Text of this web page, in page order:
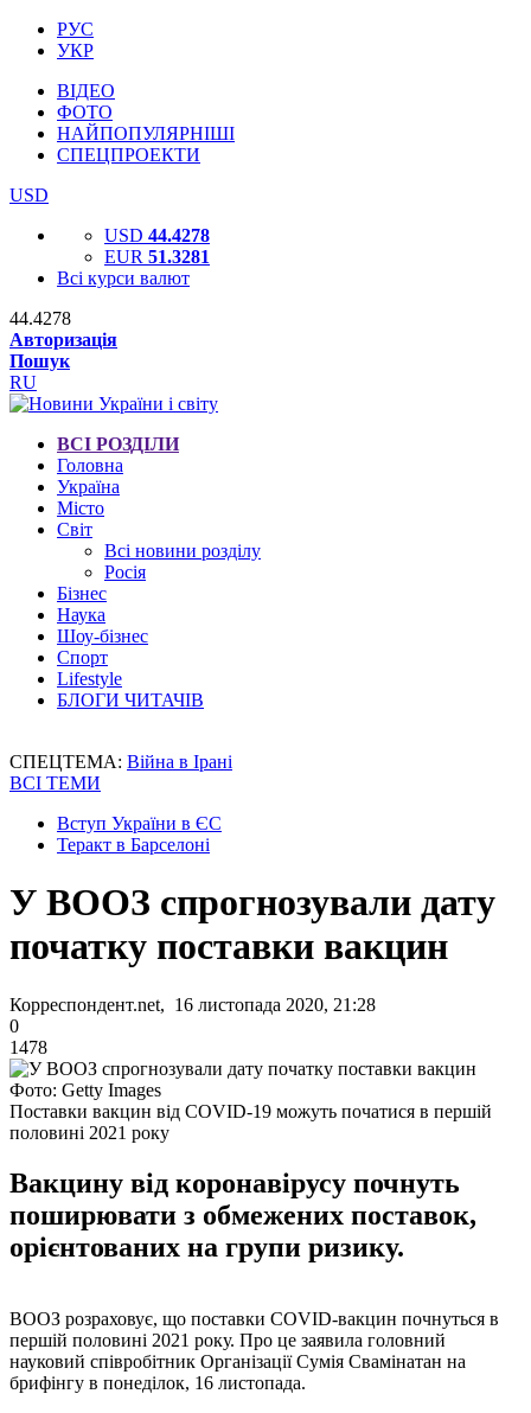
РУС
УКР
ВІДЕО
ФОТО
НАЙПОПУЛЯРНІШІ
СПЕЦПРОЕКТИ
USD
USD 44.4278
EUR 51.3281
Всі курси валют
44.4278
Авторизація
Пошук
RU
ВСІ РОЗДІЛИ
Головна
Україна
Місто
Світ
Всі новини розділу
Росія
Бізнес
Наука
Шоу-бізнес
Спорт
Lifestyle
БЛОГИ ЧИТАЧІВ
СПЕЦТЕМА: Війна в Ірані
ВСІ ТЕМИ
Вступ України в ЄС
Теракт в Барселоні
У ВООЗ спрогнозували дату
початку поставки вакцин
Корреспондент.net, 16 листопада 2020, 21:28
0
1478
Фото: Getty Images
Поставки вакцин від COVID-19 можуть початися в першій
половині 2021 року
Вакцину від коронавірусу почнуть
поширювати з обмежених поставок,
орієнтованих на групи ризику.
ВООЗ розраховує, що поставки COVID-вакцин почнуться в
першій половині 2021 року. Про це заявила головний
науковий співробітник Організації Сумія Свамінатан на
брифінгу в понеділок, 16 листопада.